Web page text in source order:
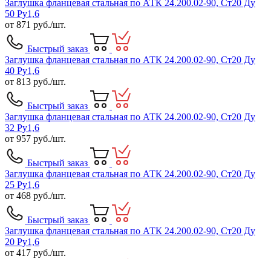
Заглушка фланцевая стальная по АТК 24.200.02-90, Ст20 Ду
50 Ру1,6
от 871 руб./шт.
Быстрый заказ
Заглушка фланцевая стальная по АТК 24.200.02-90, Ст20 Ду
40 Ру1,6
от 813 руб./шт.
Быстрый заказ
Заглушка фланцевая стальная по АТК 24.200.02-90, Ст20 Ду
32 Ру1,6
от 957 руб./шт.
Быстрый заказ
Заглушка фланцевая стальная по АТК 24.200.02-90, Ст20 Ду
25 Ру1,6
от 468 руб./шт.
Быстрый заказ
Заглушка фланцевая стальная по АТК 24.200.02-90, Ст20 Ду
20 Ру1,6
от 417 руб./шт.